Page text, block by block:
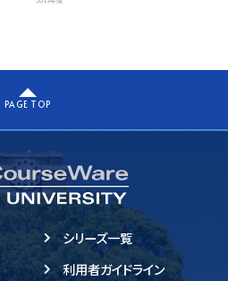
PAGE TOP
シリーズ一覧
利用者ガイドライン